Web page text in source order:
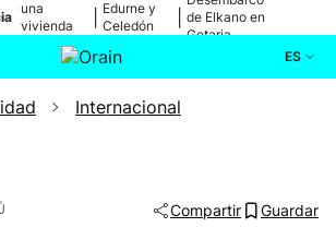
una
vivienda
de Bilbao
Edurne y
Celedón
de Elkano en
Getaria
ES
Actualidad
Internacional
Compartir Guardar